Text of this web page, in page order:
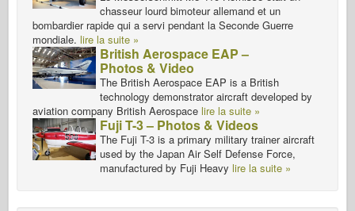
chasseur lourd bimoteur allemand et un
bombardier rapide qui a servi pendant la Seconde Guerre
mondiale. lire la suite »
British Aerospace EAP –
Photos & Video
The British Aerospace EAP is a British
technology demonstrator aircraft developed by
aviation company British Aerospace lire la suite »
Fuji T-3 – Photos & Videos
The Fuji T-3 is a primary military trainer aircraft
used by the Japan Air Self Defense Force,
manufactured by Fuji Heavy lire la suite »